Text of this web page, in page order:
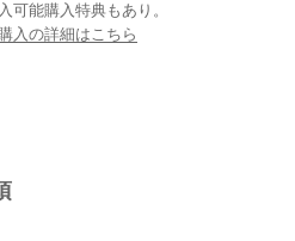
可能購入特典もあり。
入の詳細はこちら